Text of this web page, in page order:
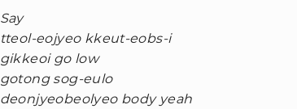
Say
tteol-eojyeo kkeut-eobs-i
gikkeoi go low
gotong sog-eulo
deonjyeobeolyeo body yeah